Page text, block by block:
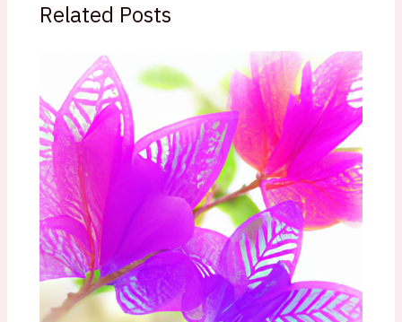
Related Posts